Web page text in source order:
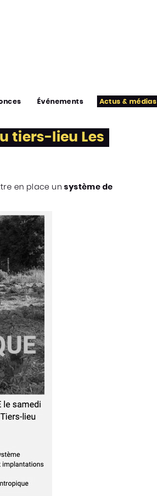
Événements Actus & médias
tiers-lieu Les
en place unsystème de